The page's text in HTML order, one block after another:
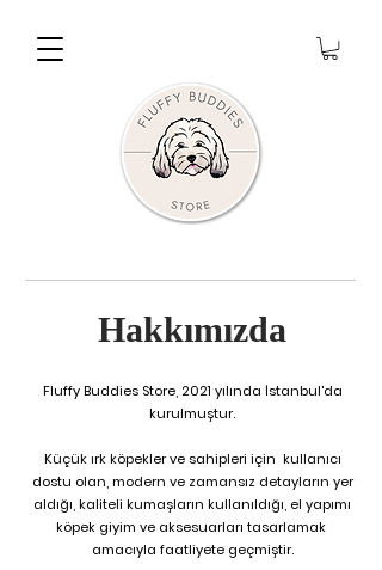
Fluffy Buddies Store, 2021 yılında İstanbul'da
kurulmuştur.
Küçük ırk köpekler ve sahipleri için kullanıcı
dostu olan, modern ve zamansız detayların yer
aldığı, kaliteli kumaşların kullanıldığı, el yapımı
köpek giyim ve aksesuarları tasarlamak
amacıyla faatliyete geçmiştir.
Hakkımızda